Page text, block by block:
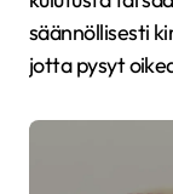
säännöllisesti
jotta pysyt